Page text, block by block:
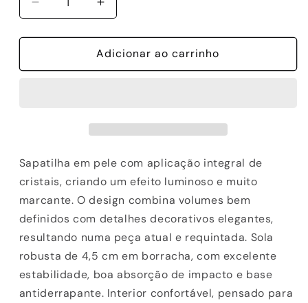
Diminuir
a
quantidade
SAPATILHA
Aumentar
a
quantidade
de
SAPATILHA
Adicionar ao carrinho
Sapatilha em pele com aplicação integral de
cristais, criando um efeito luminoso e muito
marcante. O design combina volumes bem
definidos com detalhes decorativos elegantes,
resultando numa peça atual e requintada. Sola
robusta de 4,5 cm em borracha, com excelente
estabilidade, boa absorção de impacto e base
antiderrapante. Interior confortável, pensado para